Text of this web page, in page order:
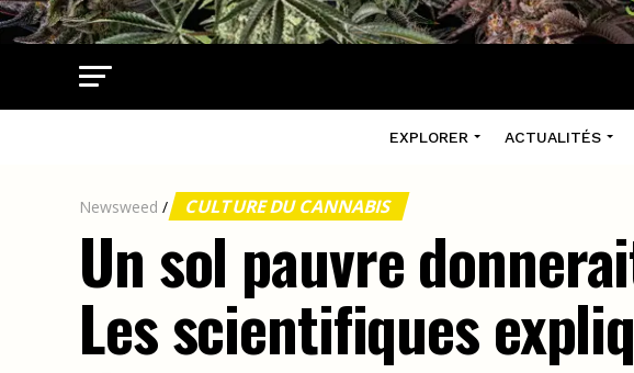
EXPLORER ACTUALITÉS
Newsweed / CULTURE DU CANNABIS
Un sol pauvre
Les scientifiques